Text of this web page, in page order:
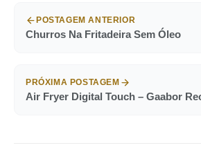
POSTAGEM ANTERIOR
Churros Na Fritadeira Sem Óleo
PRÓXIMA POSTAGEM
Air Fryer Digital Touch – Gaabor